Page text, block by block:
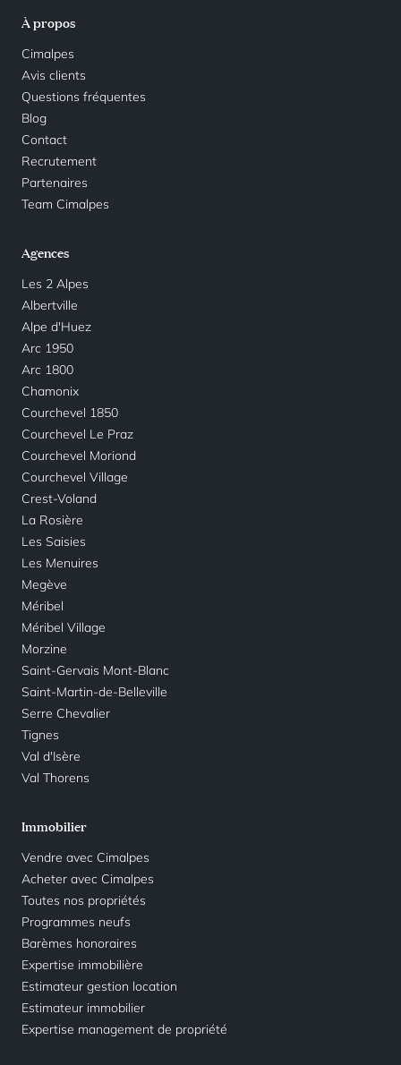
À propos
Cimalpes
Avis clients
Questions fréquentes
Blog
Contact
Recrutement
Partenaires
Team Cimalpes
Agences
Les 2 Alpes
Albertville
Alpe d'Huez
Arc 1950
Arc 1800
Chamonix
Courchevel 1850
Courchevel Le Praz
Courchevel Moriond
Courchevel Village
Crest-Voland
La Rosière
Les Saisies
Les Menuires
Megève
Méribel
Méribel Village
Morzine
Saint-Gervais Mont-Blanc
Saint-Martin-de-Belleville
Serre Chevalier
Tignes
Val d'Isère
Val Thorens
Immobilier
Vendre avec Cimalpes
Acheter avec Cimalpes
Toutes nos propriétés
Programmes neufs
Barèmes honoraires
Expertise immobilière
Estimateur gestion location
Estimateur immobilier
Expertise management de propriété